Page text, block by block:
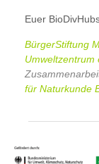
Euer
BürgerStiftung
Umweltzentrum
für Naturkunde